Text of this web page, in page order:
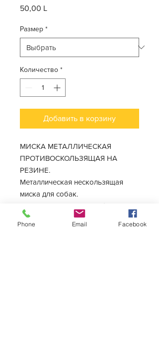
50,00 LЦена
Размер *
Количество *
Добавить в корзину
МИСКА МЕТАЛЛИЧЕСКАЯ
ПРОТИВОСКОЛЬЗЯЩАЯ НА
РЕЗИНЕ.
Металлическая нескользящая
миска для собак.
Размеры: 11 см, 11, 5 см, 13,5 см, 15,5
см, 16,5 см, 17,5 см, 18,5 см, 29,5
Миска прочная, так как не будет
Phone Email Facebook